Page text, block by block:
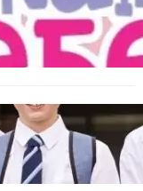
въпрос? „Искам
на
униформи